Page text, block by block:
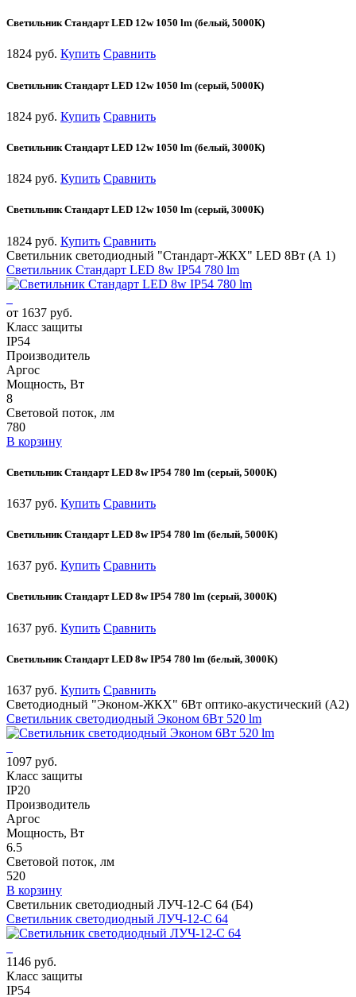
Cветильник Стандарт LED 12w 1050 lm (белый, 5000К)
1824 руб. Купить Сравнить
Cветильник Стандарт LED 12w 1050 lm (серый, 5000К)
1824 руб. Купить Сравнить
Cветильник Стандарт LED 12w 1050 lm (белый, 3000К)
1824 руб. Купить Сравнить
Cветильник Стандарт LED 12w 1050 lm (серый, 3000К)
1824 руб. Купить Сравнить
Светильник светодиодный "Стандарт-ЖКХ" LED 8Вт (А 1)
Cветильник Стандарт LED 8w IP54 780 lm
от 1637 руб.
Класс защиты
IP54
Производитель
Аргос
Мощность, Вт
8
Световой поток, лм
780
В корзину
Cветильник Стандарт LED 8w IP54 780 lm (серый, 5000К)
1637 руб. Купить Сравнить
Cветильник Стандарт LED 8w IP54 780 lm (белый, 5000К)
1637 руб. Купить Сравнить
Cветильник Стандарт LED 8w IP54 780 lm (серый, 3000К)
1637 руб. Купить Сравнить
Cветильник Стандарт LED 8w IP54 780 lm (белый, 3000К)
1637 руб. Купить Сравнить
Светодиодный "Эконом-ЖКХ" 6Вт оптико-акустический (А2)
Светильник светодиодный Эконом 6Вт 520 lm
1097 руб.
Класс защиты
IP20
Производитель
Аргос
Мощность, Вт
6.5
Световой поток, лм
520
В корзину
Светильник светодиодный ЛУЧ-12-С 64 (Б4)
Светильник светодиодный ЛУЧ-12-С 64
1146 руб.
Класс защиты
IP54